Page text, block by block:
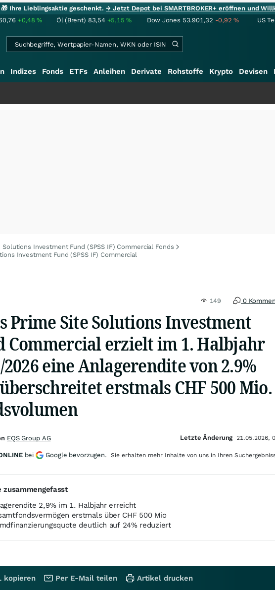
🎁 Ihre Lieblingsaktie geschenkt.→ Jetzt Depot bei SMARTBROKER+ eröffnen und
+0,48% Öl (Brent) 83,54 +5,15% Dow Jones 53.901,32 -0,92% US
Indizes Fonds ETFs Anleihen Derivate Rohstoffe Krypto Devisen
Solutions Investment Fund (SPSS IF) Commercial Fonds
Investment Fund (SPSS IF) Commercial
149 0
Prime Site Solutions Investment
Commercial erzielt im 1. Halbjahr
2026 eine Anlagerendite von 2.9%
erstmals CHF 500 Mio.
zusammengefasst
2,9% im 1. Halbjahr erreicht
erstmals über CHF 500 Mio
deutlich auf 24% reduziert
EQS Group AG Letzte Änderung 21.05.2026,
bei Google bevorzugen. Sie erhalten mehr Inhalte von uns in Ihren
kopieren Per E-Mail teilen Artikel drucken